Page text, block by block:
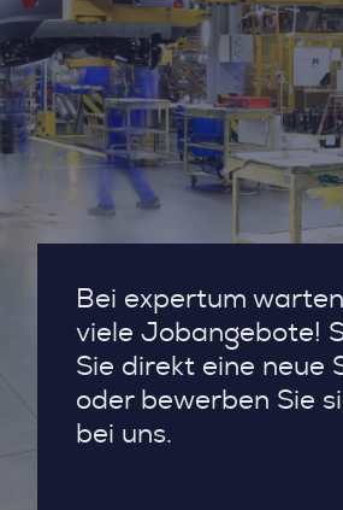
Bei expertum
viele Jobangebote!
Sie direkt eine neue
oder bewerben Sie
bei uns.